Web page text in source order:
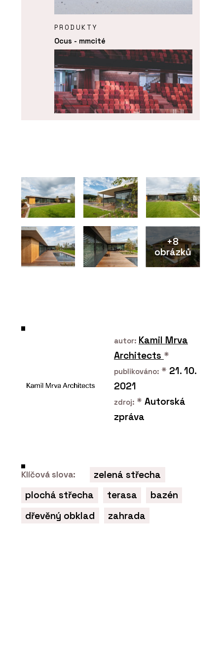
PRODUKTY
Ocus - mmcité
+8
obrázků
autor: Kamil Mrva
Architects *
publikováno: * 21. 10.
2021
zdroj: * Autorská
zpráva
Klíčová slova:
zelená střecha
plochá střecha
terasa
bazén
dřevěný obklad
zahrada